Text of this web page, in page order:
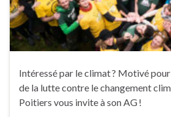
Intéressé par le climat ? Motivé
de la lutte contre le changement
Poitiers vous invite à son AG !